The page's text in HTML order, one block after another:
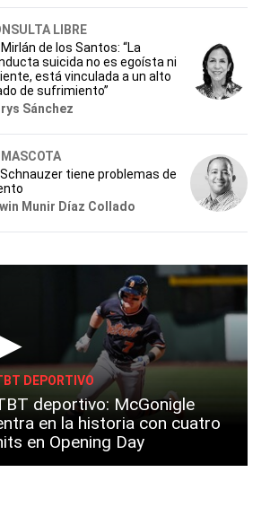
LIBRE
Mirlán de los Santos: “La
suicida no es egoísta ni
está vinculada a un alto
de sufrimiento”
Sánchez
MASCOTA
Schnauzer tiene problemas de
Munir Díaz Collado
DEPORTIVO
deportivo: McGonigle
en la historia con cuatro
en Opening Day